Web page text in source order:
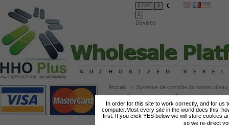
In order for this site to work correctly, and for us
computer.Most every site in the world does this,
first. If you click YES below we will store cookies
so we re-direct
$ CAD $ €
£
Devises
Accueil > Système de contrôle du niveau d'eau